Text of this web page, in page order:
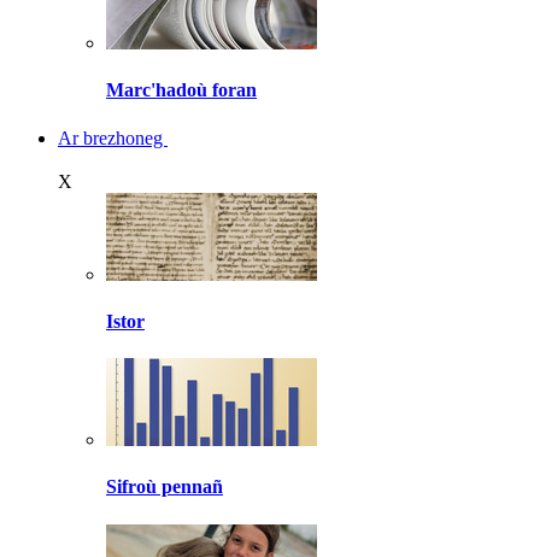
Marc'hadoù foran
Ar brezhoneg
X
Istor
Sifroù pennañ